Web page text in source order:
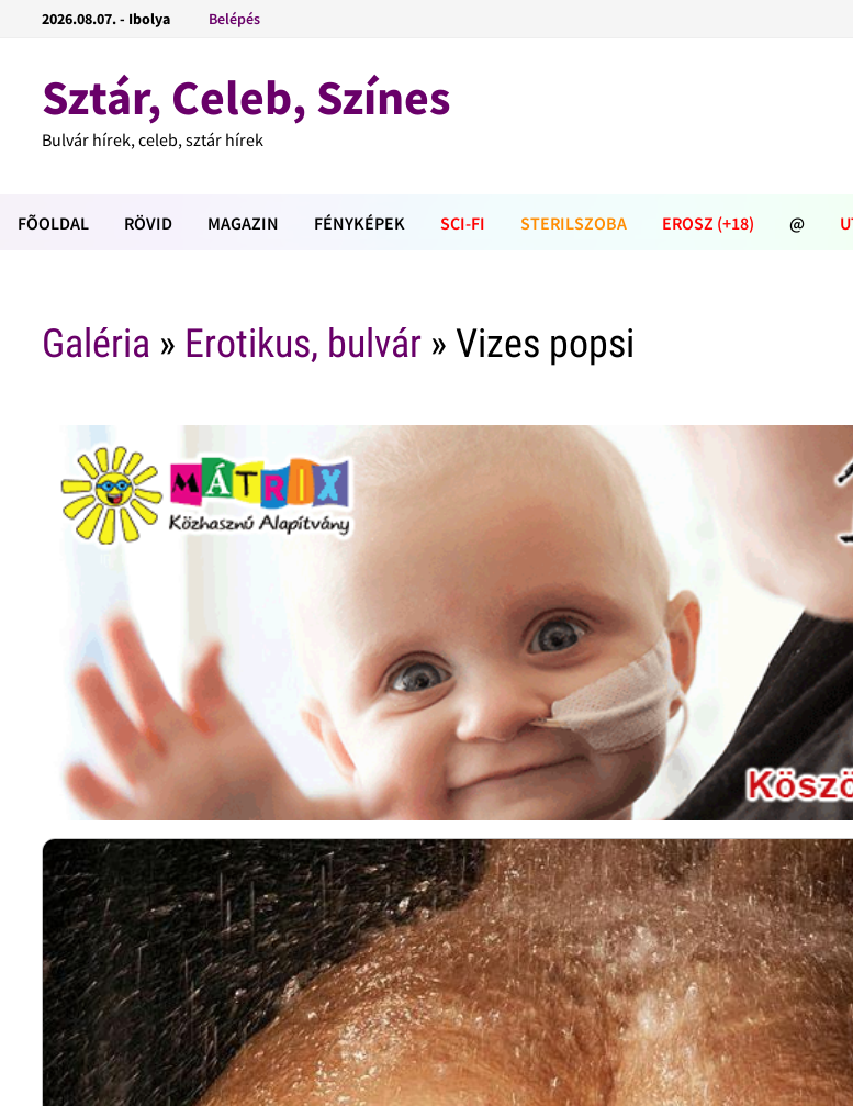
2026.08.07. - Ibolya Belépés
Sztár, Celeb, Színes
Bulvár hírek, celeb, sztár hírek
FÕOLDAL RÖVID MAGAZIN FÉNYKÉPEK SCI-FI STERILSZOBA EROSZ (+18) @
Galéria » Erotikus, bulvár » Vizes popsi